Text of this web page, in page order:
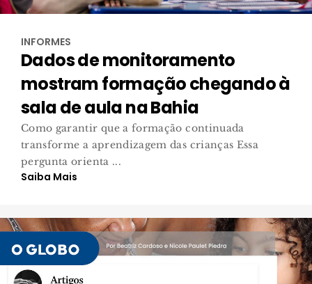
INFORMES
Dados de monitoramento
mostram formação chegando à
sala de aula na Bahia
Como garantir que a formação continuada
transforme a aprendizagem das crianças Essa
pergunta orienta ...
Saiba Mais